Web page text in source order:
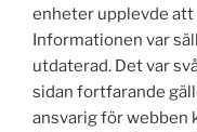
enheter upplevde att
Informationen var
utdaterad. Det var
sidan fortfarande
ansvarig för webben